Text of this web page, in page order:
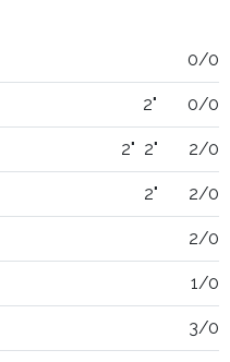
0/0
2" 0/0
2" 2" 2/0
2" 2/0
2/0
1/0
3/0